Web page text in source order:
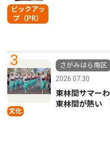
ピックアッ
プ（PR）
3
文化
さがみはら南区
2026.07.30
東林間サマー
東林間が熱い